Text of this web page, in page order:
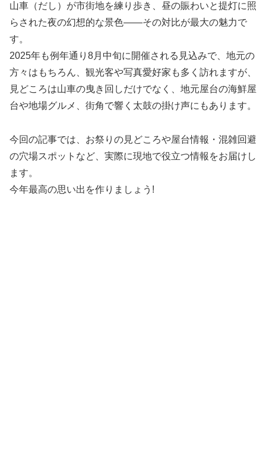
山車（だし）が市街地を練り歩き、昼の賑わいと提灯に照
らされた夜の幻想的な景色――その対比が最大の魅力で
す。
2025年も例年通り8月中旬に開催される見込みで、地元の
方々はもちろん、観光客や写真愛好家も多く訪れますが、
見どころは山車の曳き回しだけでなく、地元屋台の海鮮屋
台や地場グルメ、街角で響く太鼓の掛け声にもあります。
今回の記事では、お祭りの見どころや屋台情報・混雑回避
の穴場スポットなど、実際に現地で役立つ情報をお届けし
ます。
今年最高の思い出を作りましょう!